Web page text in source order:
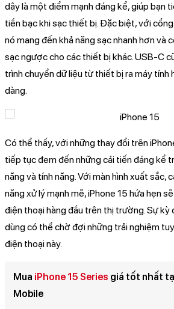
dây là một điểm mạnh đáng kể, giúp bạn
tiền bạc khi sạc thiết bị. Đặc biệt, với
nó mang đến khả năng sạc nhanh hơn và
sạc ngược cho các thiết bị khác. USB-C
trình chuyển dữ liệu từ thiết bị ra máy tính
dàng.
Có thể thấy, với những thay đổi trên
tiếp tục đem đến những cải tiến đáng kể
năng và tính năng. Với màn hình xuất sắc,
năng xử lý mạnh mẽ, iPhone 15 hứa hẹn
điện thoại hàng đầu trên thị trường. Sự
dùng có thể chờ đợi những trải nghiệm
điện thoại này.
Mua iPhone 15 Series giá tốt nhất
Mobile